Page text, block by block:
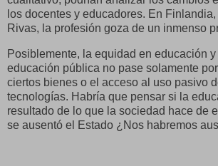
los docentes y educadores. En
Rivas, la profesión goza de un inmenso
Posiblemente, la equidad en educación
educación pública no pase solamente
ciertos bienes o el acceso al uso pasivo
tecnologías. Habría que pensar si la
resultado de lo que la sociedad hace de
se ausentó el Estado ¿Nos habremos